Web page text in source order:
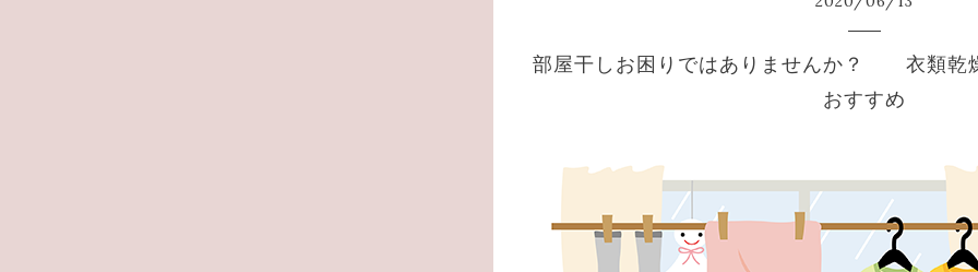
部屋干しお困りではありませんか？ 衣類乾
おすすめ